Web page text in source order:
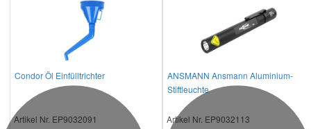
Condor Öl Einfülltrichter
Artikel Nr. EP9032091
ANSMANN Ansmann Aluminium-
Stiftleuchte
Artikel Nr. EP9032113